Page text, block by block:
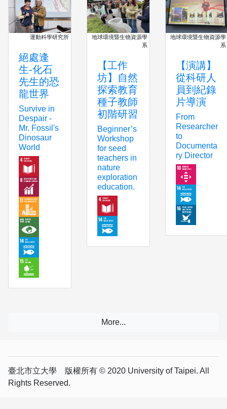
運動科學研究所
絕處逢
生-化石
先生的恐
龍世界
Survive in
Despair -
Mr. Fossil's
Dinosaur
World
地球環境暨生物資源學
系
【工作
坊】自然
探索教育
種子教師
初階研習
Beginner’s
Workshop
for seed
teachers in
nature
exploration
education.
地球環境暨生物資源學
系
【演講】
從科研人
員到紀錄
片導演
From
Researcher
to
Documenta
ry Director
臺北市立大學 版權所有 © 2020 University of Taipei. All
Rights Reserved.